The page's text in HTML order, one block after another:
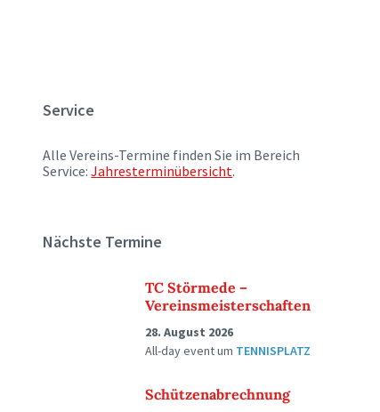
Service
Alle Vereins-Termine finden Sie im Bereich
Service:Jahresterminübersicht.
Nächste Termine
TC Störmede –
Vereinsmeisterschaften
28. August 2026
All-day eventum TENNISPLATZ
Schützenabrechnung